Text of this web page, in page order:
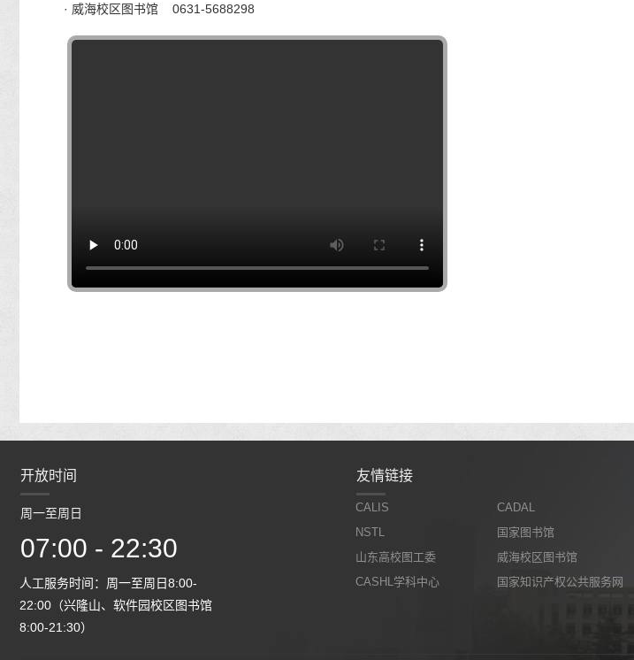
· 威海校区图书馆 0631-5688298
开放时间
周一至周日
07:00 - 22:30
人工服务时间：周一至周日8:00-
22:00（兴隆山、软件园校区图书馆
8:00-21:30）
07:00 - 22:30
人工服务时间：周一至周日8:00-
友情链接
CALIS CADAL
NSTL
国家图书馆
山东高校图工委
威海校区图书馆
CASHL学科中心
国家知识产权公共服务网